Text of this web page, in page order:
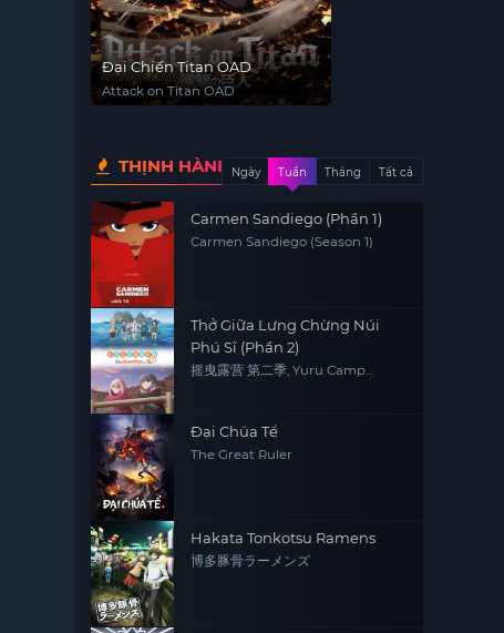
Đại Chiến Titan OAD
Attack on Titan OAD
THỊNH HÀNHNgày Tuần Tháng Tất cả
Carmen Sandiego (Phần 1)
Carmen Sandiego (Season 1)
Thở Giữa Lưng Chừng Núi
Phú Sĩ (Phần 2)
摇曳露营 第二季, Yuru Camp
Đại Chúa Tể
The Great Ruler
Hakata Tonkotsu Ramens
博多豚骨ラーメンズ